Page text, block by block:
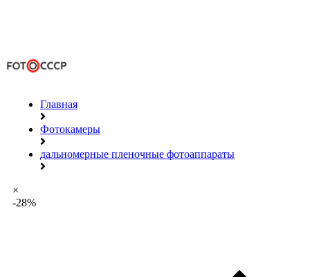
Главная
Фотокамеры
дальномерные пленочные фотоаппараты
×
-28%